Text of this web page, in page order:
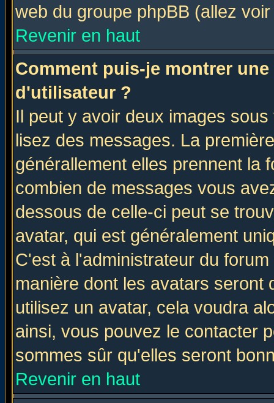
web du groupe phpBB (allez
Revenir en haut
Comment puis-je montrer
d'utilisateur ?
Il peut y avoir deux images
lisez des messages. La
générallement elles prennent la
combien de messages vous
dessous de celle-ci peut se
avatar, qui est généralement
C'est à l'administrateur du
manière dont les avatars seront
utilisez un avatar, cela voudra
ainsi, vous pouvez le contacter
sommes sûr qu'elles seront
Revenir en haut